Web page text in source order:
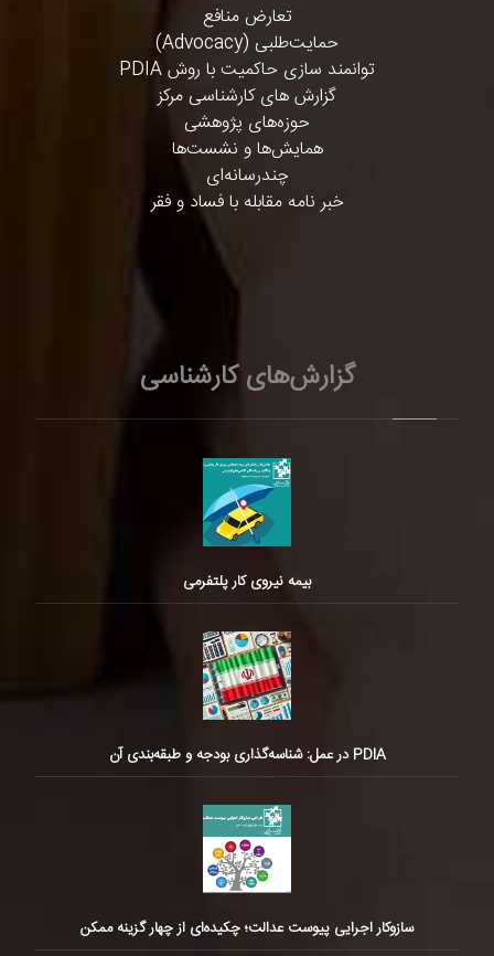
تعارض منافع
حمایت‌طلبی (Advocacy)
توانمند سازی حاکمیت با روش PDIA
گزارش های کارشناسی مرکز
حوزه‌های پژوهشی
همایش‌ها و نشست‌ها
چندرسانه‌ای
خبر نامه مقابله با فساد و فقر
گزارش‌های کارشناسی
بیمه نیروی کار پلتفرمی
PDIA در عمل: شناسه‌گذاری بودجه و طبقه‌بندی آن
سازوکار اجرایی پیوست عدالت؛ چکیده‌ای از چهار گزینه ممکن